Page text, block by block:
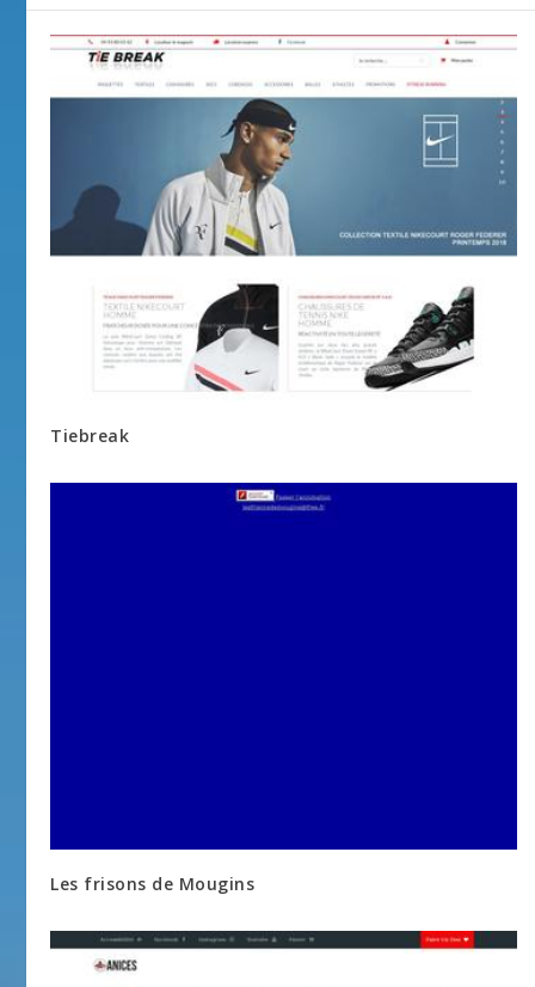
Tiebreak
Les frisons de Mougins